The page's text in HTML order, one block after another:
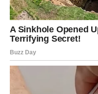
Olakšanje i osjećaj da